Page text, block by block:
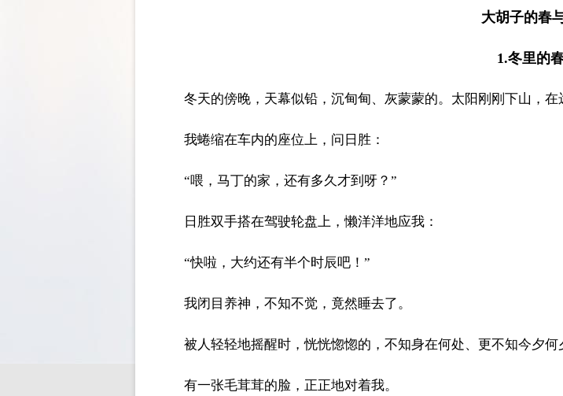
大胡子的春
1.冬里的
冬天的傍晚，天幕似铅，沉甸甸、灰蒙蒙的。太阳刚刚下山，
我蜷缩在车内的座位上，问日胜：
“喂，马丁的家，还有多久才到呀？”
日胜双手搭在驾驶轮盘上，懒洋洋地应我：
“快啦，大约还有半个时辰吧！”
我闭目养神，不知不觉，竟然睡去了。
被人轻轻地摇醒时，恍恍惚惚的，不知身在何处、更不知今夕
有一张毛茸茸的脸，正正地对着我。